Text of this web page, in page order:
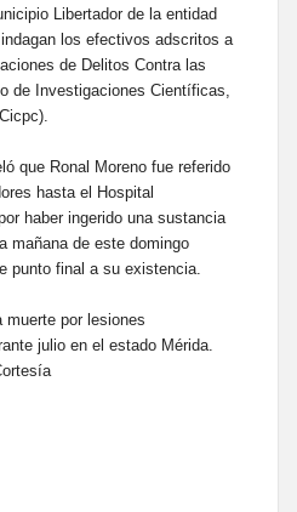
Libertador de la entidad
los efectivos adscritos a
de Delitos Contra las
de Investigaciones Científicas,
que Ronal Moreno fue referido
hasta el Hospital
haber ingerido una sustancia
mañana de este domingo
punto final a su existencia.
por lesiones
julio en el estado Mérida.